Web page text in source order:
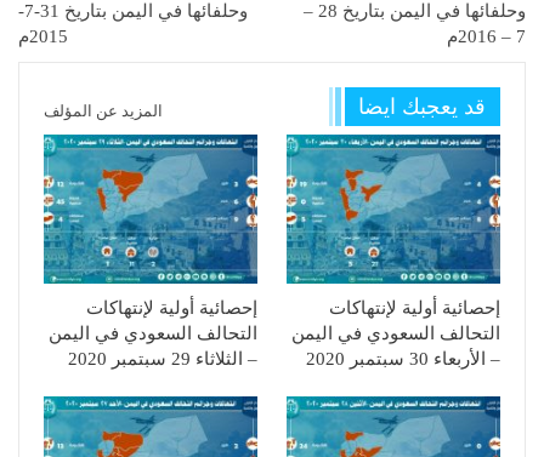
وحلفائها في اليمن بتاريخ 28 –
7 – 2016م
وحلفائها في اليمن بتاريخ 31-7-
2015م
قد يعجبك ايضا المزيد عن المؤلف
إحصائية أولية لإنتهاكات
التحالف السعودي في اليمن
– الأربعاء 30 سبتمبر 2020
إحصائية أولية لإنتهاكات
التحالف السعودي في اليمن
– الثلاثاء 29 سبتمبر 2020